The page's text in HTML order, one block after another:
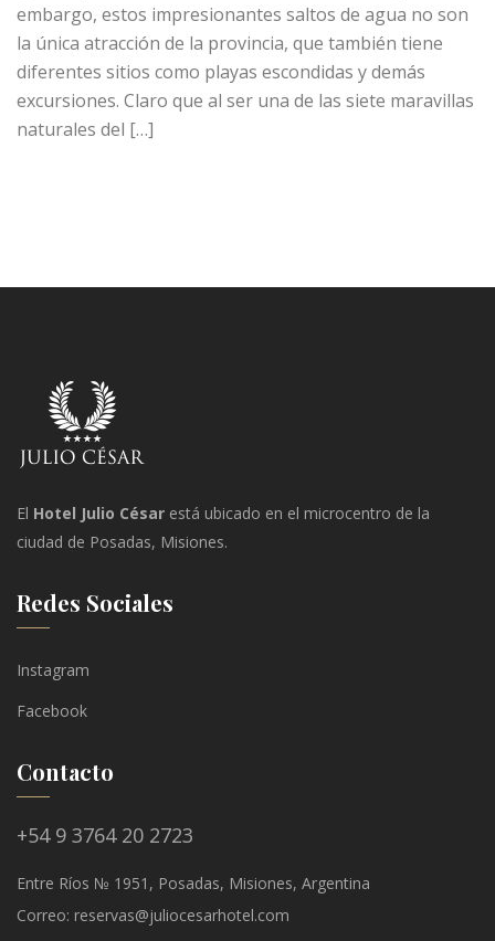
embargo, estos impresionantes saltos de agua no son
la única atracción de la provincia, que también tiene
diferentes sitios como playas escondidas y demás
excursiones. Claro que al ser una de las siete maravillas
naturales del […]
El Hotel Julio César está ubicado en el microcentro de la
ciudad de Posadas, Misiones.
Redes Sociales
Instagram
Facebook
Contacto
+54 9 3764 20 2723
Entre Ríos № 1951, Posadas, Misiones, Argentina
Correo: reservas@juliocesarhotel.com